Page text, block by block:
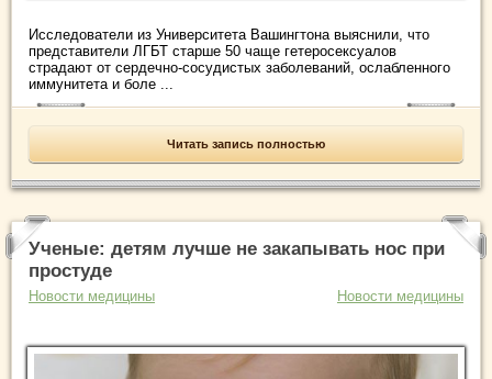
Исследователи из Университета Вашингтона выяснили, что
представители ЛГБТ старше 50 чаще гетеросексуалов
страдают от сердечно-сосудистых заболеваний, ослабленного
иммунитета и боле ...
Читать запись полностью
Ученые: детям лучше не закапывать нос при
простуде
Новости медицины Новости медицины